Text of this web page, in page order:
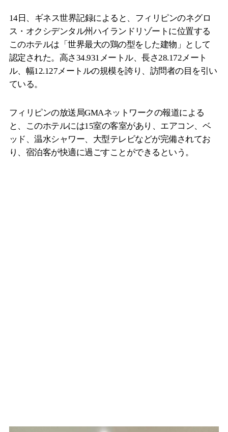
14日、ギネス世界記録によると、フィリピンのネグロ
ス・オクシデンタル州ハイランドリゾートに位置する
このホテルは「世界最大の鶏の型をした建物」として
認定された。高さ34.931メートル、長さ28.172メート
ル、幅12.127メートルの規模を誇り、訪問者の目を引い
ている。
フィリピンの放送局GMAネットワークの報道による
と、このホテルには15室の客室があり、エアコン、ベ
ッド、温水シャワー、大型テレビなどが完備されてお
り、宿泊客が快適に過ごすことができるという。